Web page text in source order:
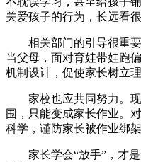
关爱孩子的行为，长远看
相关部门的引导很重要
当父母，面对育娃带娃跑
机制设计，促使家长树立
家校也应共同努力。现
围，只能变成家长作业。
科学，谨防家长被作业绑架
家长学会“放手”，才是